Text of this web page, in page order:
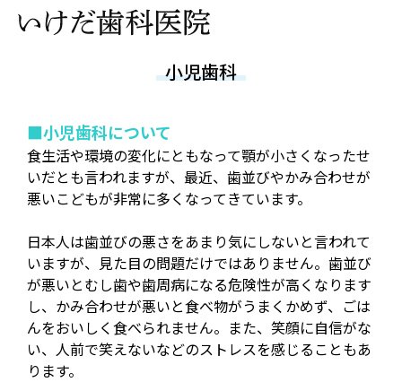
小児歯科
■小児歯科について
食生活や環境の変化にともなって顎が小さくなったせ
いだとも言われますが、最近、歯並びやかみ合わせが
悪いこどもが非常に多くなってきています。
日本人は歯並びの悪さをあまり気にしないと言われて
いますが、見た目の問題だけではありません。歯並び
が悪いとむし歯や歯周病になる危険性が高くなります
し、かみ合わせが悪いと食べ物がうまくかめず、ごは
んをおいしく食べられません。また、笑顔に自信がな
い、人前で笑えないなどのストレスを感じることもあ
ります。